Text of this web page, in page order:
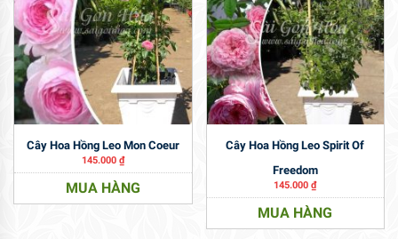
Cây Hoa Hồng Leo Mon Coeur
145.000 ₫
MUA HÀNG
Cây Hoa Hồng Leo Spirit Of
Freedom
145.000₫
MUA HÀNG